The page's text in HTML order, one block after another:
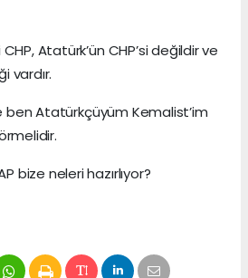
Atatürk’ün CHP’si değildir ve
vardır.
ben Atatürkçüyüm Kemalist’im
bize neleri hazırlıyor?